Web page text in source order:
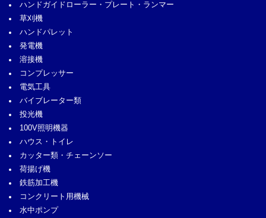
ハンドガイドローラー・プレート・ランマー
草刈機
ハンドパレット
発電機
溶接機
コンプレッサー
電気工具
バイブレーター類
投光機
100V照明機器
ハウス・トイレ
カッター類・チェーンソー
荷揚げ機
鉄筋加工機
コンクリート用機械
水中ポンプ